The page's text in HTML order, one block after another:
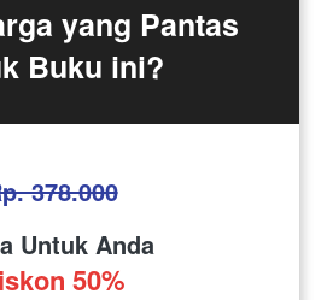
yang Pantas
Buku ini?
378.000
Untuk Anda
50%